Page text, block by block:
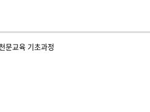
문교육 기초과정